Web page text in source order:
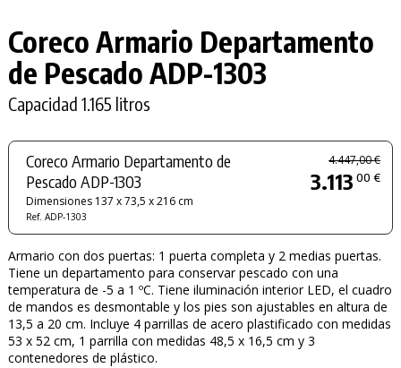
Coreco Armario Departamento
de Pescado ADP-1303
Capacidad 1.165 litros
Coreco Armario Departamento de
Pescado ADP-1303
Dimensiones 137 x 73,5 x 216 cm
Ref. ADP-1303
4.447,00 €
3.113 00 €
Armario con dos puertas: 1 puerta completa y 2 medias puertas.
Tiene un departamento para conservar pescado con una
temperatura de -5 a 1 ºC. Tiene iluminación interior LED, el cuadro
de mandos es desmontable y los pies son ajustables en altura de
13,5 a 20 cm. Incluye 4 parrillas de acero plastificado con medidas
53 x 52 cm, 1 parrilla con medidas 48,5 x 16,5 cm y 3
contenedores de plástico.